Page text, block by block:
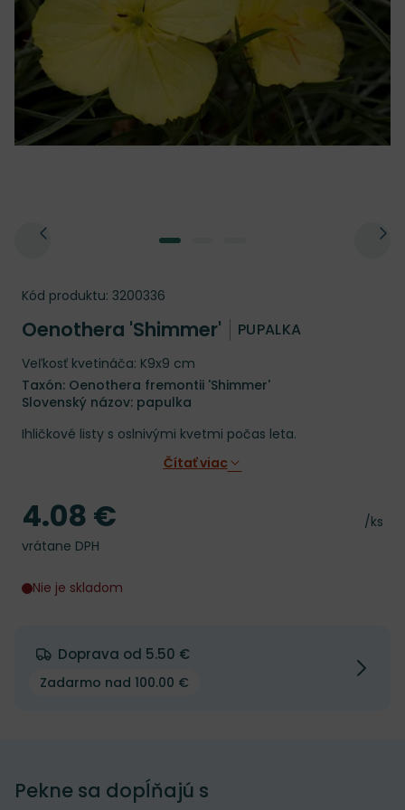
Kód produktu: 3200336
Oenothera 'Shimmer' PUPALKA
Veľkosť kvetináča: K9x9 cm
Taxón: Oenothera fremontii 'Shimmer'
Slovenský názov: papulka
Ihličkové listy s oslnivými kvetmi počas leta.
Čítať viac
Cena
/ks
Cena
4.08 €
vrátane DPH
Nie je skladom
Doprava od 5.50 €
Zadarmo nad 100.00 €
Pekne sa dopĺňajú s